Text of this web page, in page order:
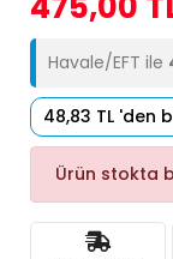
Havale/EFT ile
48,83 TL 'den
Ürün stokta